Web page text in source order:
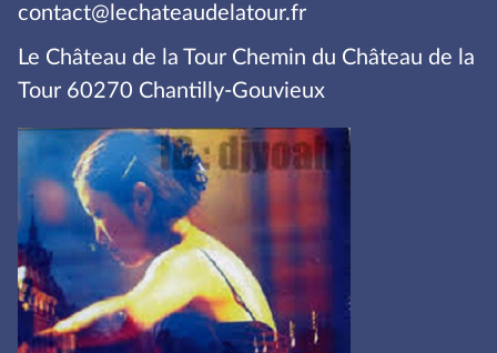
contact@lechateaudelatour.fr
Le Château de la Tour Chemin du Château de la
Tour 60270 Chantilly-Gouvieux